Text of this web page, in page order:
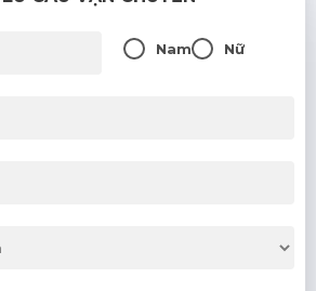
Nam Nữ